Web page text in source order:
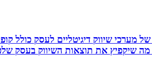
של מערכי שיווק דיגיטליים לעסק
מה שיקפיץ את תוצאות השיווק בעסק